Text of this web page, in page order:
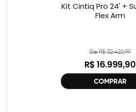
Kit Cintiq Pro 24' + Suporte
Flex Arm
De R$ 32.422,99
R$ 16.999,90
COMPRAR